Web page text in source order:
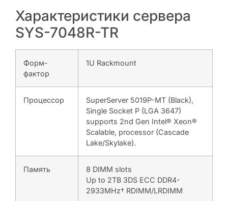
Характеристики сервера
SYS-7048R-TR
Форм-
фактор
1U Rackmount
Процессор
SuperServer 5019P-MT (Black),
Single Socket P (LGA 3647)
supports 2nd Gen Intel® Xeon®
Scalable, processor (Cascade
Lake/Skylake).
Память
8 DIMM slots
Up to 2TB 3DS ECC DDR4-
2933MHz† RDIMM/LRDIMM